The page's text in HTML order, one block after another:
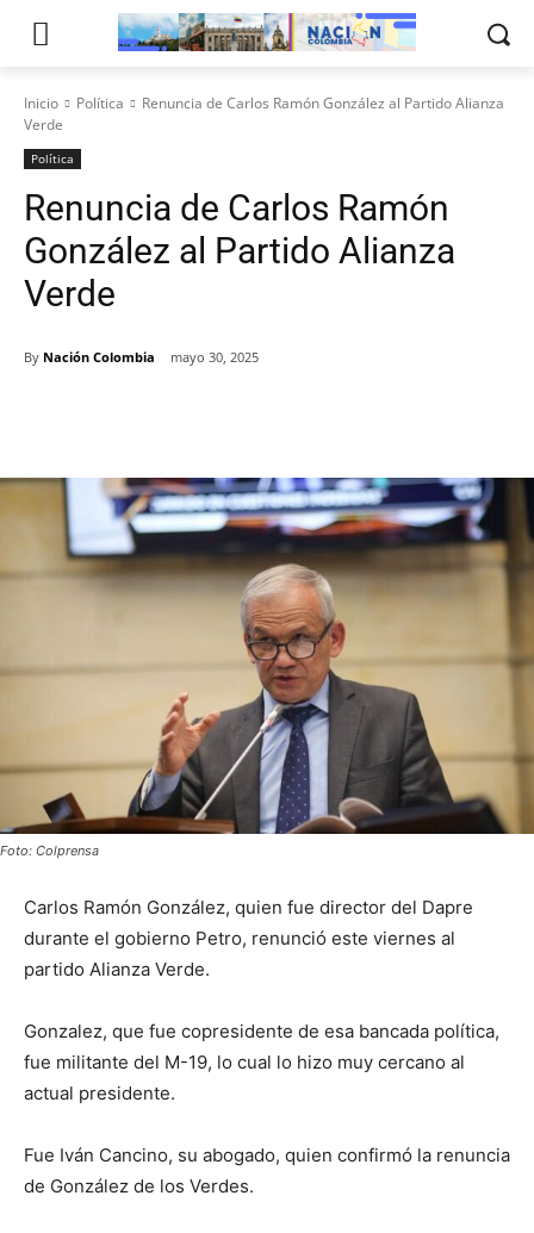
Inicio Política
Renuncia de Carlos Ramón González al Partido Alianza
Verde
Política
Renuncia de Carlos Ramón
González al Partido Alianza
Verde
By Nación Colombia mayo 30, 2025
Foto: Colprensa
Carlos Ramón González, quien fue director del Dapre
durante el gobierno Petro, renunció este viernes al
partido Alianza Verde.
Gonzalez, que fue copresidente de esa bancada política,
fue militante del M-19, lo cual lo hizo muy cercano al
actual presidente.
Fue Iván Cancino, su abogado, quien confirmó la renuncia
de González de los Verdes.